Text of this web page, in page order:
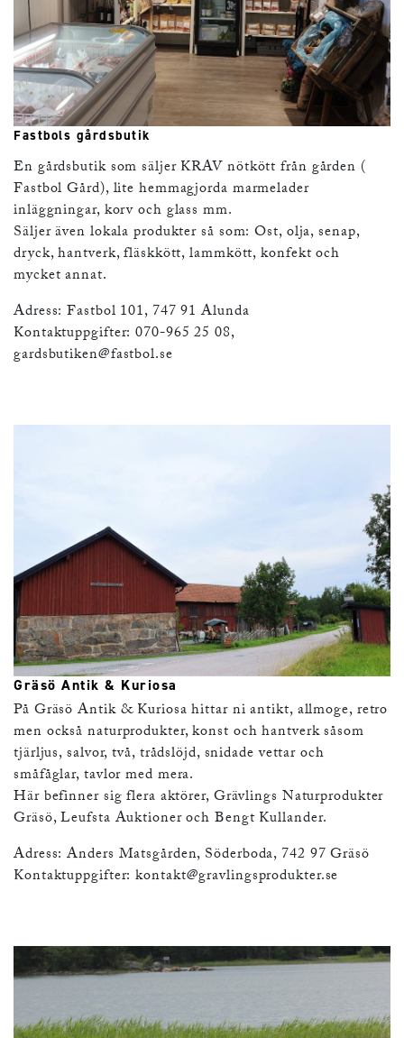
Fastbols gårdsbutik
En gårdsbutik som säljer KRAV nötkött från gården (
Fastbol Gård), lite hemmagjorda marmelader
inläggningar, korv och glass mm.
Säljer även lokala produkter så som: Ost, olja, senap,
dryck, hantverk, fläskkött, lammkött, konfekt och
mycket annat.
Adress: Fastbol 101, 747 91 Alunda
Kontaktuppgifter: 070-965 25 08,
gardsbutiken@fastbol.se
Gräsö Antik & Kuriosa
På Gräsö Antik & Kuriosa hittar ni antikt, allmoge, retro
men också naturprodukter, konst och hantverk såsom
tjärljus, salvor, två, trådslöjd, snidade vettar och
småfåglar, tavlor med mera.
Här befinner sig flera aktörer, Grävlings Naturprodukter
Gräsö, Leufsta Auktioner och Bengt Kullander.
Adress: Anders Matsgården, Söderboda, 742 97 Gräsö
Kontaktuppgifter:kontakt@gravlingsprodukter.se